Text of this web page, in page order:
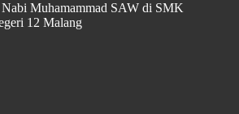
Nabi Muhamammad SAW di SMK
12 Malang